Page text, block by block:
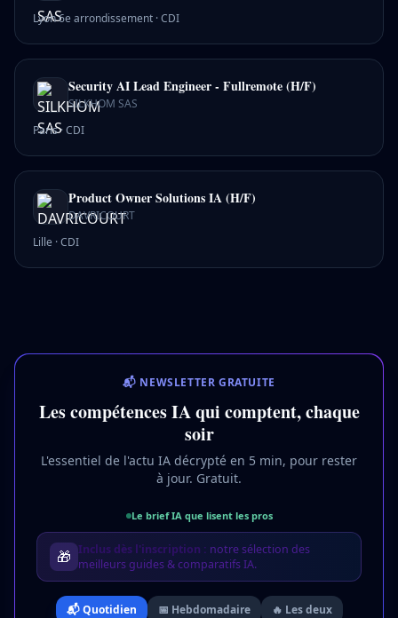
Lyon 6e arrondissement ·CDI
Security AI Lead Engineer - Fullremote (H/F)
SILKHOM SAS
Paris·CDI
Product Owner Solutions IA (H/F)
DAVRICOURT
Lille ·CDI
📬 NEWSLETTER GRATUITE
Les compétences IA qui comptent, chaque
soir
L'essentiel de l'actu IA décrypté en 5 min, pour rester
à jour. Gratuit.
Le brief IA que lisent les pros
🎁 Inclus dès l'inscription : notre sélection des
meilleurs guides & comparatifs IA.
📬 Quotidien 📅 Hebdomadaire 🔥 Les deux